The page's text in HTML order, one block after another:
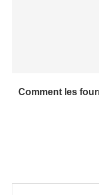
Comment les